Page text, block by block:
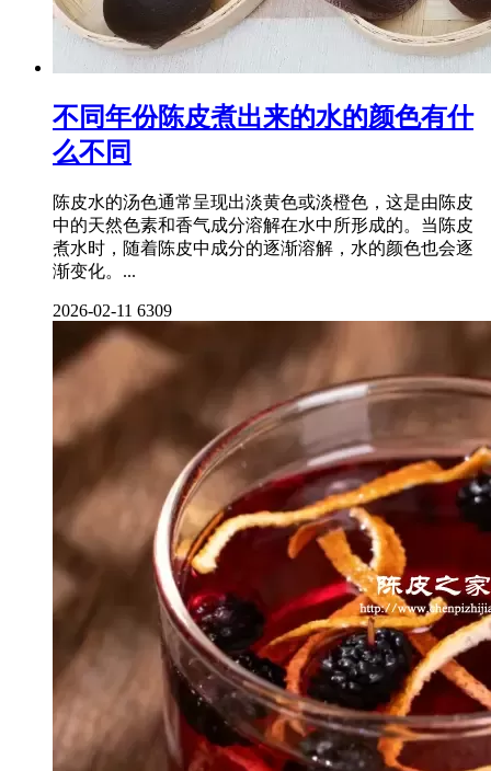
不同年份陈皮煮出来的水的颜色有什
么不同
陈皮水的汤色通常呈现出淡黄色或淡橙色，这是由陈皮
中的天然色素和香气成分溶解在水中所形成的。当陈皮
煮水时，随着陈皮中成分的逐渐溶解，水的颜色也会逐
渐变化。...
2026-02-11 6309